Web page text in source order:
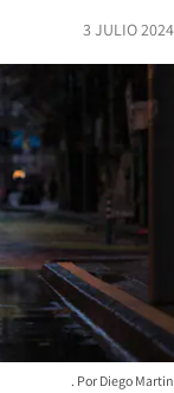
3 JULIO 2024
Diego Martin